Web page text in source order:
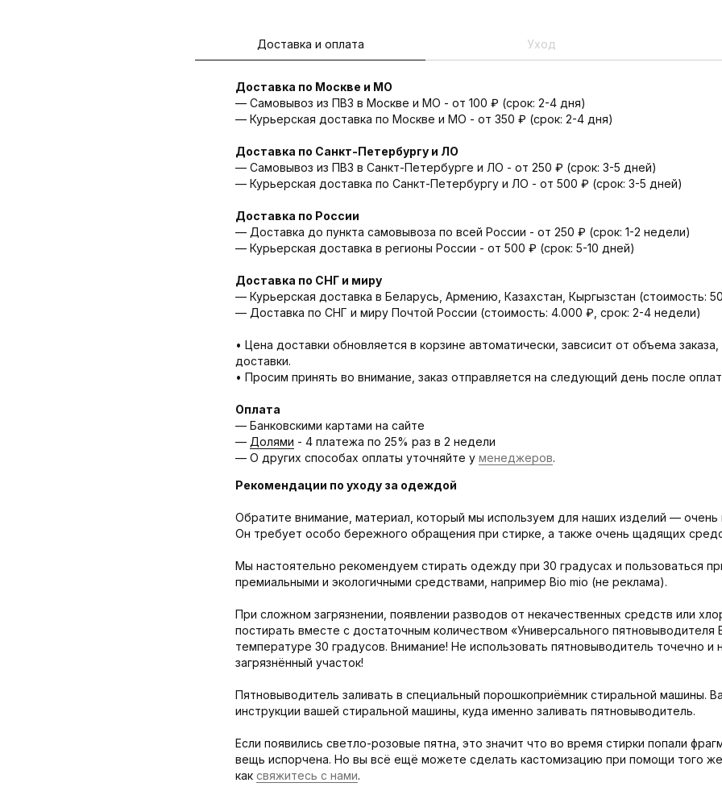
Доставка и оплата Уход
Доставка по Москве и МО
— Самовывоз из ПВЗ в Москве и МО - от 100 ₽ (срок: 2-4 дня)
— Курьерская доставка по Москве и МО - от 350 ₽ (срок: 2-4 дня)
Доставка по Санкт-Петербургу и ЛО
— Cамовывоз из ПВЗ в Санкт-Петербурге и ЛО - от 250 ₽ (срок: 3-5 дней)
— Курьерская доставка по Санкт-Петербургу и ЛО - от 500 ₽ (срок: 3-5 дней)
Доставка по России
— Доставка до пункта самовывоза по всей России - от 250 ₽ (срок: 1-2 недели)
— Курьерская доставка в регионы России - от 500 ₽ (срок: 5-10 дней)
Доставка по СНГ и миру
— Курьерская доставка в Беларусь, Армению, Казахстан, Кыргызстан (стоимость:
— Доставка по СНГ и миру Почтой России (стоимость: 4.000 ₽, срок: 2-4 недели)
• Цена доставки обновляется в корзине автоматически, завсисит от объема
доставки.
• Просим принять во внимание, заказ отправляется на следующий день после
Оплата
— Банковскими картами на сайте
— Долями - 4 платежа по 25% раз в 2 недели
— О других способах оплаты уточняйте у менеджеров.
Рекомендации по уходу за одеждой
Обратите внимание, материал, который мы используем для наших изделий — очень
Он требует особо бережного обращения при стирке, а также очень щадящих
Мы настоятельно рекомендуем стирать одежду при 30 градусах и пользоваться
премиальными и экологичными средствами, например Bio mio (не реклама).
При сложном загрязнении, появлении разводов от некачественных средств или
постирать вместе с достаточным количеством «Универсального пятновыводителя
температуре 30 градусов. Внимание! Не использовать пятновыводитель точечно и
загрязнённый участок!
Пятновыводитель заливать в специальный порошкоприёмник стиральной машины.
инструкции вашей стиральной машины, куда именно заливать пятновыводитель.
Если появились светло-розовые пятна, это значит что во время стирки попали
вещь испорчена. Но вы всё ещё можете сделать кастомизацию при помощи того
как свяжитесь с нами.